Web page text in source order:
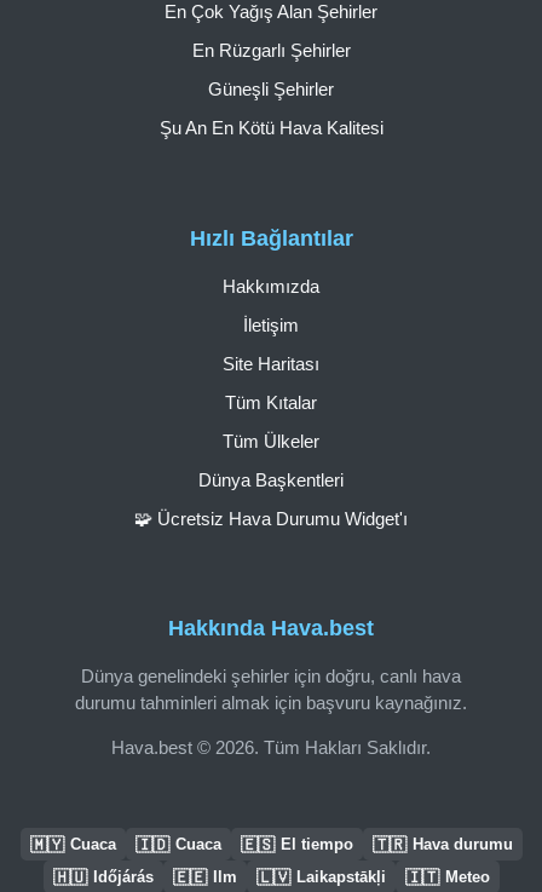
Hakkında Hava.best
Dünya genelindeki şehirler için doğru, canlı hava
durumu tahminleri almak için başvuru kaynağınız.
Hava.best © 2026. Tüm Hakları Saklıdır.
Hızlı Bağlantılar
Hakkımızda
İletişim
Site Haritası
Tüm Kıtalar
Tüm Ülkeler
Dünya Başkentleri
🧩 Ücretsiz Hava Durumu Widget'ı
En Çok Yağış Alan Şehirler
En Rüzgarlı Şehirler
Güneşli Şehirler
Şu An En Kötü Hava Kalitesi
🇲🇾 Cuaca 🇮🇩 Cuaca 🇪🇸 El tiempo 🇹🇷 Hava durumu
🇭🇺 Időjárás 🇪🇪 Ilm 🇱🇻 Laikapstākļi 🇮🇹 Meteo